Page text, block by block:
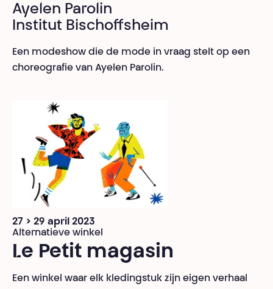
Ayelen Parolin
Institut Bischoffsheim
Een modeshow die de mode in vraag stelt op een
choreografie van Ayelen Parolin.
27 > 29 april 2023
Alternatieve winkel
Le Petit magasin
Een winkel waar elk kledingstuk zijn eigen verhaal